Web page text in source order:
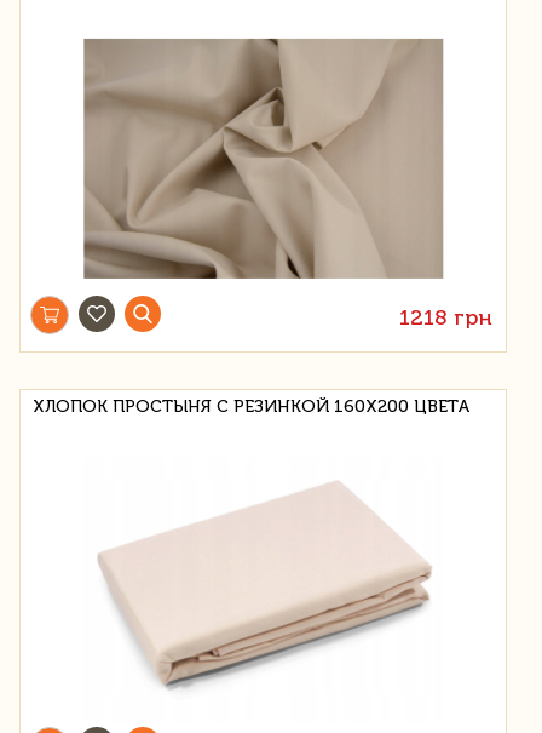
1218 грн
ХЛОПОК ПРОСТЫНЯ С РЕЗИНКОЙ 160Х200 ЦВЕТА